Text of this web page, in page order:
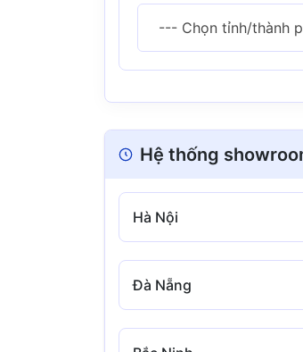
--- Chọn tỉnh/thành
Hệ thống
Hà Nội
Đà Nẵng